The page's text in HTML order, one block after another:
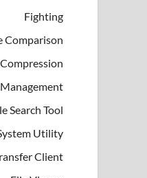
Fighting
Comparison
Search Tool
Utility
Client